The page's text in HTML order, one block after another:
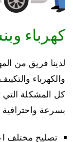
كهرباء
لدينا فريق من
والكهرباء
كل المشكلة التي
بسرعة
تصليح مختلف